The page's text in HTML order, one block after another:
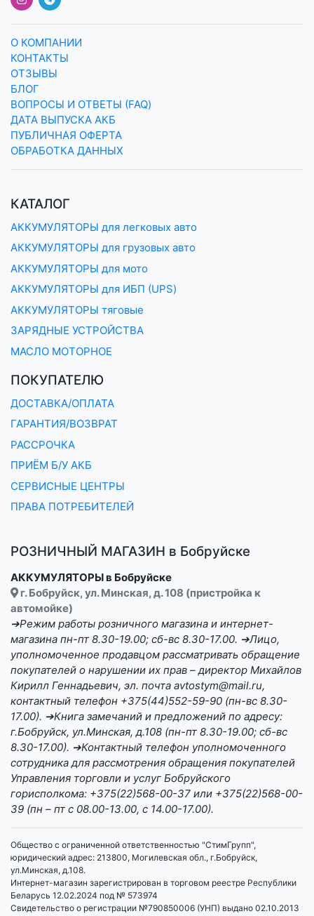
О КОМПАНИИ
КОНТАКТЫ
ОТЗЫВЫ
БЛОГ
ВОПРОСЫ И ОТВЕТЫ (FAQ)
ДАТА ВЫПУСКА АКБ
ПУБЛИЧНАЯ ОФЕРТА
ОБРАБОТКА ДАННЫХ
КАТАЛОГ
АККУМУЛЯТОРЫ для легковых авто
АККУМУЛЯТОРЫ для грузовых авто
АККУМУЛЯТОРЫ для мото
АККУМУЛЯТОРЫ для ИБП (UPS)
АККУМУЛЯТОРЫ тяговые
ЗАРЯДНЫЕ УСТРОЙСТВА
МАСЛО МОТОРНОЕ
ПОКУПАТЕЛЮ
ДОСТАВКА/ОПЛАТА
ГАРАНТИЯ/ВОЗВРАТ
РАССРОЧКА
ПРИЁМ Б/У АКБ
СЕРВИСНЫЕ ЦЕНТРЫ
ПРАВА ПОТРЕБИТЕЛЕЙ
РОЗНИЧНЫЙ МАГАЗИН в Бобруйске
АККУМУЛЯТОРЫ в Бобруйске
г. Бобруйск, ул. Минская, д. 108 (пристройка к
автомойке)
➔Режим работы розничного магазина и интернет-
магазина пн-пт 8.30-19.00; сб-вс 8.30-17.00. ➔Лицо,
уполномоченное продавцом рассматривать обращение
покупателей о нарушении их прав – директор Михайлов
Кирилл Геннадьевич, эл. почта avtostym@mail.ru,
контактный телефон +375(44)552-59-90 (пн-вс 8.30-
17.00). ➔Книга замечаний и предложений по адресу:
г.Бобруйск, ул.Минская, д.108 (пн-пт 8.30-19.00; сб-вс
8.30-17.00). ➔Контактный телефон уполномоченного
сотрудника для рассмотрения обращения покупателей
Управления торговли и услуг Бобруйского
горисполкома: +375(22)568-00-37 или +375(22)568-00-
39 (пн – пт с 08.00-13.00, с 14.00-17.00).
Общество с ограниченной ответственностью "СтимГрупп",
юридический адрес: 213800, Могилевская обл., г.Бобруйск,
ул.Минская, д.108.
Интернет-магазин зарегистрирован в торговом реестре Республики
Беларусь 12.02.2024 под № 573974
Свидетельство о регистрации №790850006 (УНП) выдано 02.10.2013